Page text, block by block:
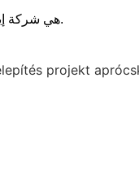
XIAMEN PV Mounts Technology CO. ، LTD هي شركة إيجابية وفعالة في مجال الطاقة الشمسية عالية التقنية ملتزمة بدعم البيئة والطاقة المتجددة.